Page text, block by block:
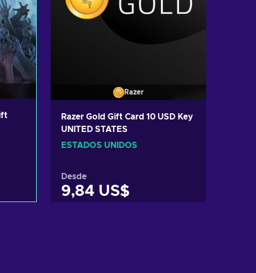
Razer
Razer Gold Gift Card 10 USD Key
UNITED STATES
ESTADOS UNIDOS
Desde
9,84 US$